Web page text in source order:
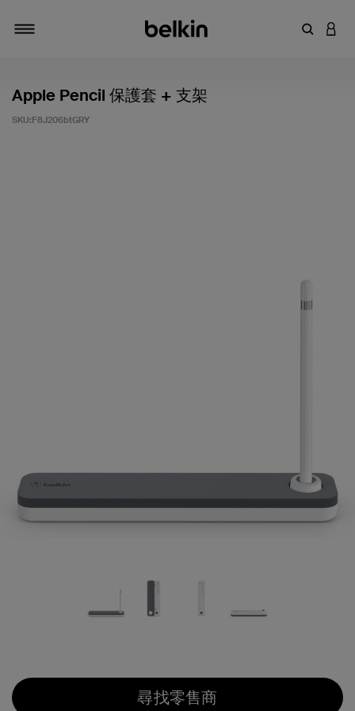
輸入關鍵
登入
Apple Pencil 保護套 + 支架
SKU:F8J206btGRY
尋找零售商